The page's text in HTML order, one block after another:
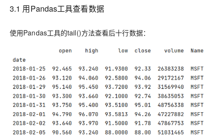
3.1 用Pandas工具查看数据
使用Pandas工具的tail()方法查看后十行数据：